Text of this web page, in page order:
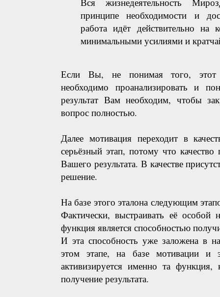
принципе необходимости и
работа идёт действительно на
минимальными усилиями и
Если Вы, не понимая того,
необходимо проанализировать и
результат Вам необходим, чтобы
вопрос полностью.
Далее мотивация переходит в
серьёзный этап, потому что качество
Вашего результата. В качестве
решение.
На базе этого эталона следующим
Фактически, выстраивать её
функция является способностью
И эта способность уже заложена в
этом этапе, на базе мотивации и
активизируется именно та функция,
получение результата.